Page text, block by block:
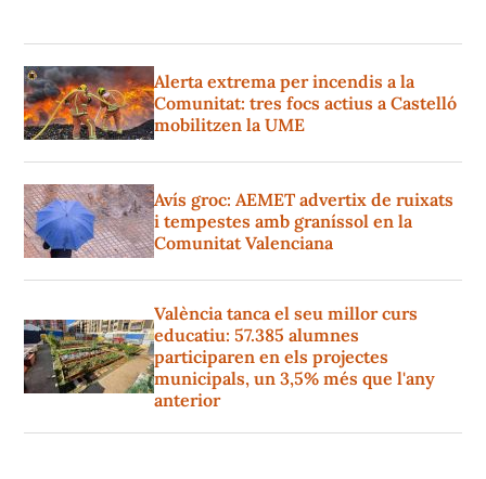
Alerta extrema per incendis a la
Comunitat: tres focs actius a Castelló
mobilitzen la UME
Avís groc: AEMET advertix de ruixats
i tempestes amb graníssol en la
Comunitat Valenciana
València tanca el seu millor curs
educatiu: 57.385 alumnes
participaren en els projectes
municipals, un 3,5% més que l'any
anterior